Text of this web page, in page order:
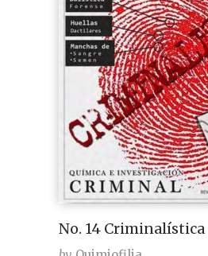
No. 14 Criminalística